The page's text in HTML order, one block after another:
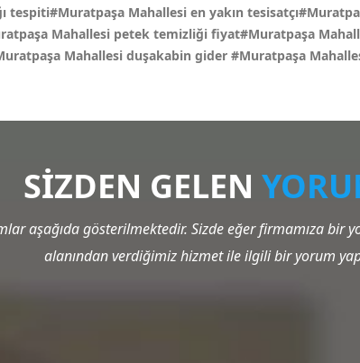
tespiti#Muratpaşa Mahallesi en yakın
Mahallesi petek temizliği fiyat#Muratpaşa
Mahallesi duşakabin gider #Muratpaşa
SİZDEN GELEN
aşağıda gösterilmektedir. Sizde eğer firmamıza bir
alanından verdiğimiz hizmet ile ilgili bir yorum